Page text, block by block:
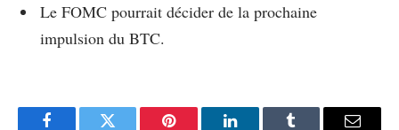
Le FOMC pourrait décider de la prochaine
impulsion du BTC.